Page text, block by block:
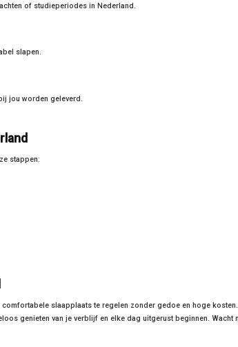
of studieperiodes in Nederland.
slapen.
jou worden geleverd.
stappen:
slaapplaats te regelen zonder gedoe en hoge
genieten van je verblijf en elke dag uitgerust beginnen. Wacht